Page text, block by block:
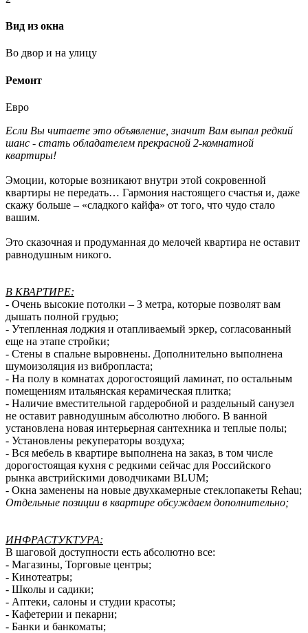
Вид из окна
Во двор и на улицу
Ремонт
Евро
Если Вы читаете это объявление, значит Вам выпал редкий
шанс - стать обладателем прекрасной 2-комнатной
квартиры!
Эмоции, которые возникают внутри этой сокровенной
квартиры не передать… Гармония настоящего счастья и, даже
скажу больше – «сладкого кайфа» от того, что чудо стало
вашим.
Это сказочная и продуманная до мелочей квартира не оставит
равнодушным никого.
В КВАРТИРЕ:
- Очень высокие потолки – 3 метра, которые позволят вам
дышать полной грудью;
- Утепленная лоджия и отапливаемый эркер, согласованный
еще на этапе стройки;
- Стены в спальне выровнены. Дополнительно выполнена
шумоизоляция из вибропласта;
- На полу в комнатах дорогостоящий ламинат, по остальным
помещениям итальянская керамическая плитка;
- Наличие вместительной гардеробной и раздельный санузел
не оставит равнодушным абсолютно любого. В ванной
установлена новая интерьерная сантехника и теплые полы;
- Установлены рекуператоры воздуха;
- Вся мебель в квартире выполнена на заказ, в том числе
дорогостоящая кухня с редкими сейчас для Российского
рынка австрийскими доводчиками BLUM;
- Окна заменены на новые двухкамерные стеклопакеты Rehau;
Отдельные позиции в квартире обсуждаем дополнительно;
ИНФРАСТУКТУРА:
В шаговой доступности есть абсолютно все:
- Магазины, Торговые центры;
- Кинотеатры;
- Школы и садики;
- Аптеки, салоны и студии красоты;
- Кафетерии и пекарни;
- Банки и банкоматы;